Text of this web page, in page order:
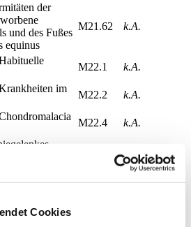
Cookies
der
und des Fußes
equinus
M21.62 k.A.
M22.1
k.A.
im
M22.2
k.A.
M22.4
k.A.
des
k.A.